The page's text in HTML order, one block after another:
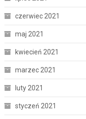
czerwiec 2021
maj 2021
kwiecień 2021
marzec 2021
luty 2021
styczeń 2021